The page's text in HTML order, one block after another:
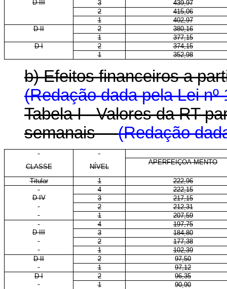
D III
3
439,97
2
415,06
1
402,97
D II
2
380,16
1
377,15
D I
2
374,15
1
352,98
b) Efeitos financeiros a
(Redação dada pela Lei nº
Tabela I - Valores da RT
semanais(Redação
CLASSE NÍVEL
APERFEIÇOA-MENTO
Titular 1
222,96
4
222,15
D IV
3
217,15
2
212,31
1
207,59
4
197,75
D III
3
184,80
2
177,38
1
102,39
D II
2
97,50
1
97,12
D I
2
96,35
1
90,90